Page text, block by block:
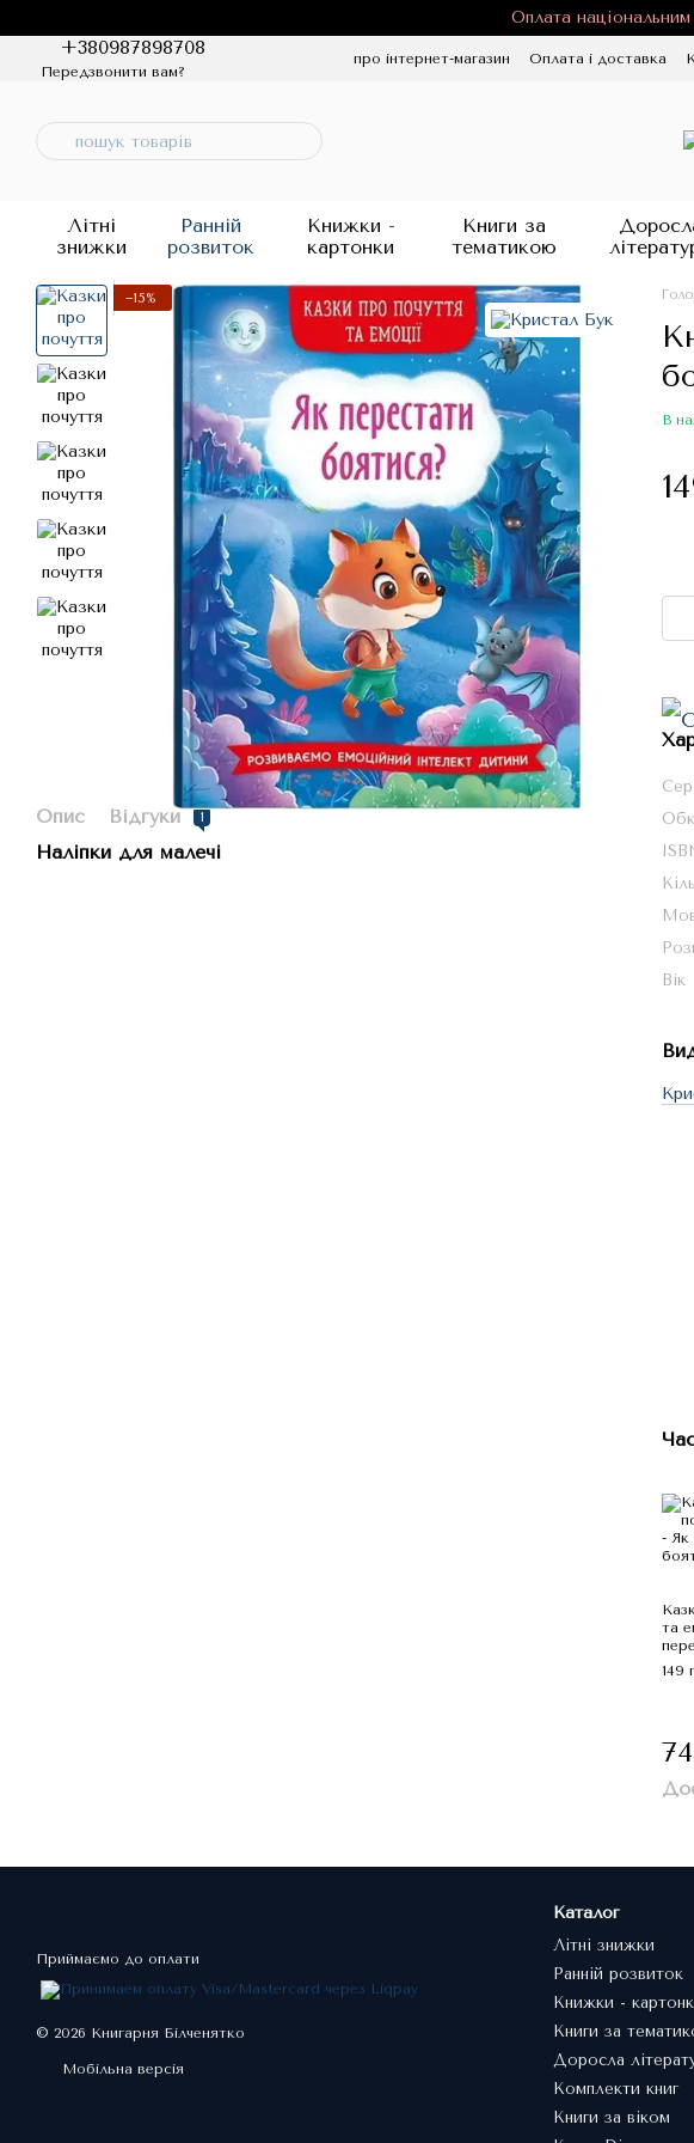
Оплата
+380987898708
Передзвонити вам?
про інтернет-магазин Оплата і доставка
Літні
знижки
Ранній
розвиток
Книжки -
картонки
Книги за
тематикою
−15%
Опис Відгуки 1
Наліпки для малечі
В
Вік
та
149
Приймаємо до оплати
© 2026 Книгарня Білченятко
Мобільна версія
Каталог
Літні знижки
Ранній розвиток
Книжки -
Книги за
Доросла
Комплекти книг
Книги за віком